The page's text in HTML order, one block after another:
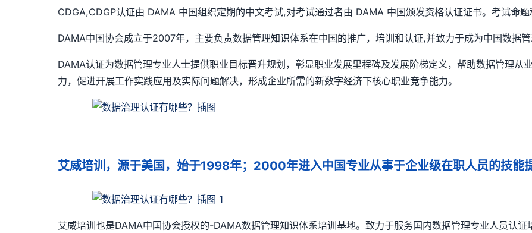
CDGA,CDGP认证由 DAMA 中国组织定期的中文考试,对考试通过者由 DAMA 中国颁发资格认证证书。考试命题
DAMA中国协会成立于2007年，主要负责数据管理知识体系在中国的推广，培训和认证,并致力于成为中国数据管
DAMA认证为数据管理专业人士提供职业目标晋升规划，彰显职业发展里程碑及发展阶梯定义，帮助数据管理从
力，促进开展工作实践应用及实际问题解决，形成企业所需的新数字经济下核心职业竞争能力。
艾威培训，源于美国，始于1998年；2000年进入中国专业从事于企业级在职人员的技能
艾威培训也是DAMA中国协会授权的-DAMA数据管理知识体系培训基地。致力于服务国内数据管理专业人员认证